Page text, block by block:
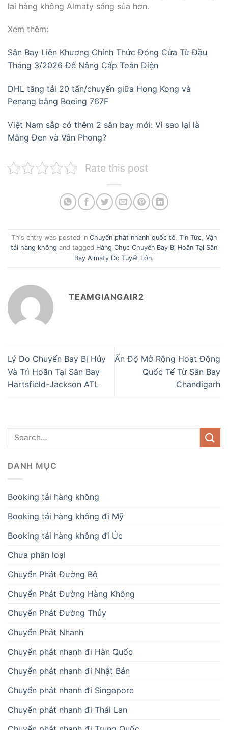
lai hàng không Almaty sáng sủa hơn.
Xem thêm:
Sân Bay Liên Khương Chính Thức Đóng Cửa Từ Đầu
Tháng 3/2026 Để Nâng Cấp Toàn Diện
DHL tăng tải 20 tấn/chuyến giữa Hong Kong và
Penang bằng Boeing 767F
Việt Nam sắp có thêm 2 sân bay mới: Vì sao lại là
Măng Đen và Vân Phong?
Rate this post
This entry was posted in Chuyển phát nhanh quốc tế, Tin Tức, Vận
tải hàng không and tagged Hàng Chục Chuyến Bay Bị Hoãn Tại Sân
Bay Almaty Do Tuyết Lớn.
TEAMGIANGAIR2
Lý Do Chuyến Bay Bị Hủy
Và Trì Hoãn Tại Sân Bay
Hartsfield-Jackson ATL
Ấn Độ Mở Rộng Hoạt Động
Quốc Tế Từ Sân Bay
Chandigarh
DANH MỤC
Booking tải hàng không
Booking tải hàng không đi Mỹ
Booking tải hàng không đi Úc
Chưa phân loại
Chuyển Phát Đường Bộ
Chuyển Phát Đường Hàng Không
Chuyển Phát Đường Thủy
Chuyển Phát Nhanh
Chuyển phát nhanh đi Hàn Quốc
Chuyển phát nhanh đi Nhật Bản
Chuyển phát nhanh đi Singapore
Chuyển phát nhanh đi Thái Lan